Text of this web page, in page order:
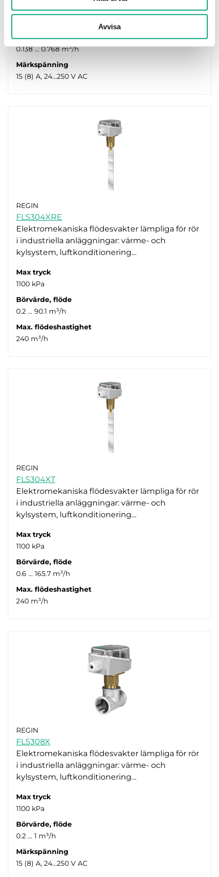
Avvisa
Max tryck
Börvärde, flöde
0.138 ... 0.768 m³/h
Märkspänning
15 (8) A, 24...250 V AC
REGIN
FLS304XRE
Elektromekaniska flödesvakter lämpliga för rör
i industriella anläggningar: värme- och
kylsystem, luftkonditionering…
Max tryck
1100 kPa
Börvärde, flöde
0.2 ... 90.1 m³/h
Max. flödeshastighet
240 m³/h
REGIN
FLS304XT
Elektromekaniska flödesvakter lämpliga för rör
i industriella anläggningar: värme- och
kylsystem, luftkonditionering…
Max tryck
1100 kPa
Börvärde, flöde
0.6 ... 165.7 m³/h
Max. flödeshastighet
240 m³/h
REGIN
FLS308X
Elektromekaniska flödesvakter lämpliga för rör
i industriella anläggningar: värme- och
kylsystem, luftkonditionering…
Max tryck
1100 kPa
Börvärde, flöde
0.2 ... 1 m³/h
Märkspänning
15 (8) A, 24...250 V AC